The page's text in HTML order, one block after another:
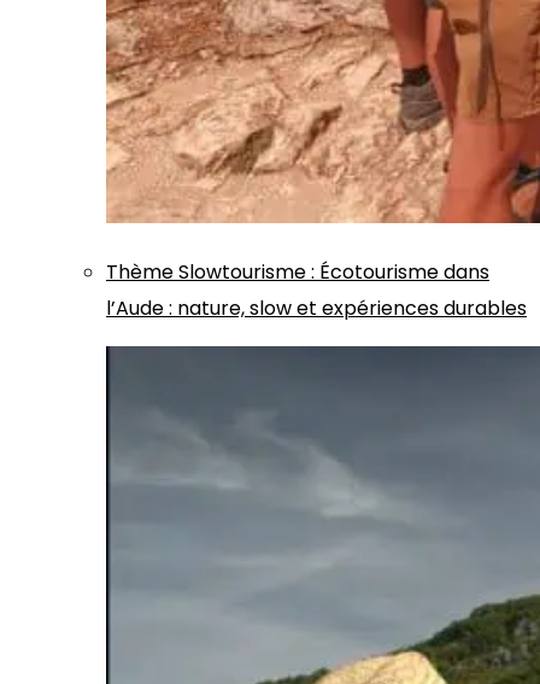
ThèmeSlowtourisme: Écotourisme dans
l’Aude : nature, slow et expériences durables